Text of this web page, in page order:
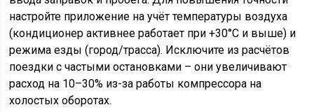
настройте приложение на учёт температуры воздуха
(кондиционер активнее работает при +30°C и выше) и
режима езды (город/трасса). Исключите из расчётов
поездки с частыми остановками – они увеличивают
расход на 10–30% из-за работы компрессора на
холостых оборотах.